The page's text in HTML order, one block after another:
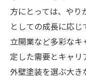
外壁塗装
塗装職人とし
外壁塗装
外壁塗装
外壁塗装
方にとっては、やり
としての成長に応
立開業など多彩なキ
定した需要とキャリ
外壁塗装を選ぶ大き